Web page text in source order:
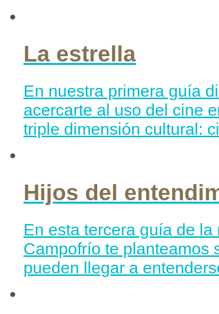
La estrella
En nuestra primera guía
acercarte al uso del cine
triple dimensión cultural:
Hijos del
En esta tercera guía de
Campofrío te planteamos
pueden llegar a